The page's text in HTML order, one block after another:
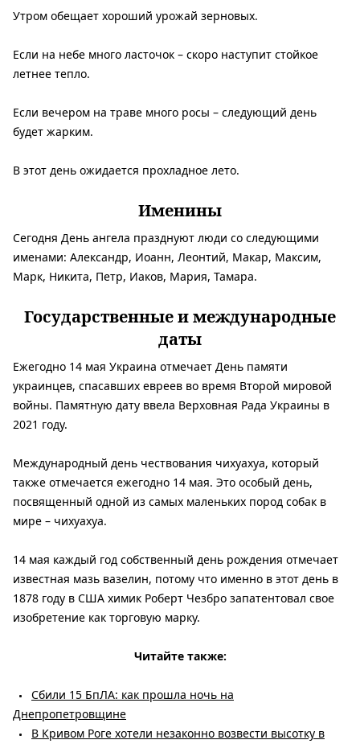
Утром обещает хороший урожай зерновых.
Если на небе много ласточок – скоро наступит стойкое
летнее тепло.
Если вечером на траве много росы – следующий день
будет жарким.
В этот день ожидается прохладное лето.
Именины
Сегодня День ангела празднуют люди со следующими
именами: Александр, Иоанн, Леонтий, Макар, Максим,
Марк, Никита, Петр, Иаков, Мария, Тамара.
Государственные и международные
даты
Ежегодно 14 мая Украина отмечает День памяти
украинцев, спасавших евреев во время Второй мировой
войны. Памятную дату ввела Верховная Рада Украины в
2021 году.
Международный день чествования чихуахуа, который
также отмечается ежегодно 14 мая. Это особый день,
посвященный одной из самых маленьких пород собак в
мире – чихуахуа.
14 мая каждый год собственный день рождения отмечает
известная мазь вазелин, потому что именно в этот день в
1878 году в США химик Роберт Чезбро запатентовал свое
изобретение как торговую марку.
Читайте также:
Сбили 15 БпЛА: как прошла ночь на
Днепропетровщине
В Кривом Роге хотели незаконно возвести высотку в